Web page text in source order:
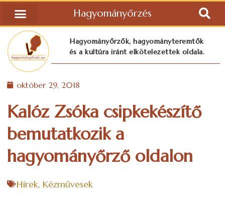
Hagyományőrzés
Hagyományőrzők, hagyományteremtők
és a kultúra iránt elkötelezettek oldala.
október 29, 2018
Kalóz Zsóka csipkekészítő
bemutatkozik a
hagyományőrző oldalon
Hírek,Kézművesek